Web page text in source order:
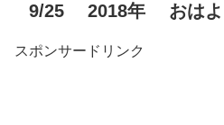
9/25 2018年 おはよ
スポンサードリンク